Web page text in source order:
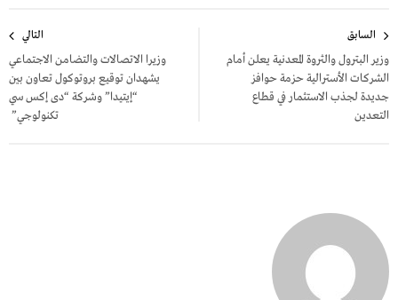
المقالات
السابق
وزير البترول والثروة المعدنية يعلن أمام
الشركات الأسترالية حزمة حوافز
جديدة لجذب الاستثمار في قطاع
التعدين
التالي
وزيرا الاتصالات والتضامن الاجتماعي
يشهدان توقيع بروتوكول تعاون بين
“إيتيدا” وشركة “دى إكس سي
تكنولوجي”